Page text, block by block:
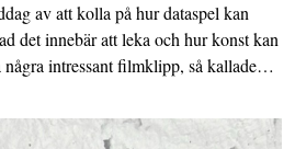
av att kolla på hur dataspel kan
det innebär att leka och hur konst kan
intressant filmklipp, så kallade…